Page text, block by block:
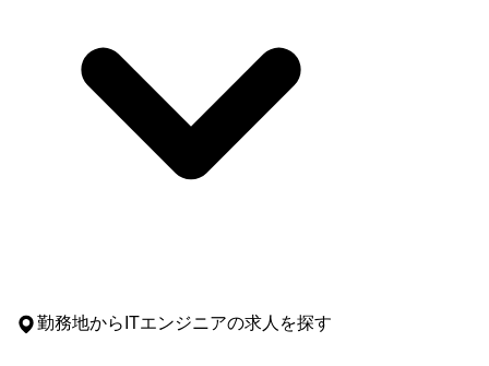
勤務地からITエンジニアの求人を探す